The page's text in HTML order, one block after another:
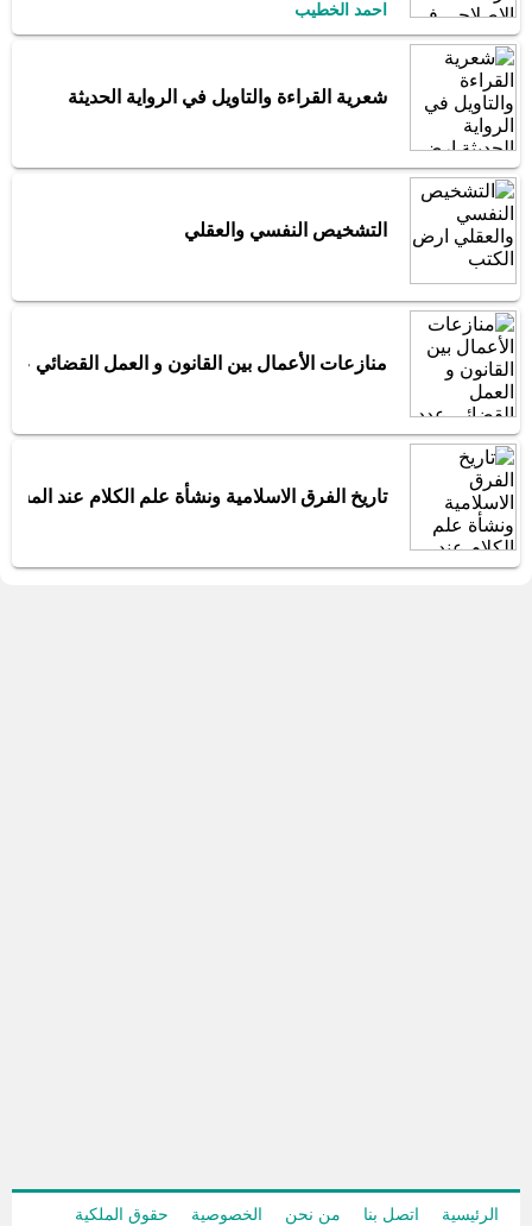
احمد الخطيب
شعرية القراءة والتاويل في الرواية الحديثة
التشخيص النفسي والعقلي
منازعات الأعمال بين القانون و العمل القضائي عدد
تاريخ الفرق الاسلامية ونشأة علم الكلام عند
الرئيسية اتصل بنا من نحن الخصوصية حقوق الملكية